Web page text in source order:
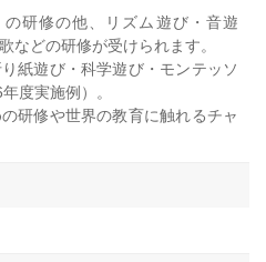
の研修の他、リズム遊び・音遊
などの研修が受けられます。
紙遊び・科学遊び・モンテッソ
度実施例）。
研修や世界の教育に触れるチャ